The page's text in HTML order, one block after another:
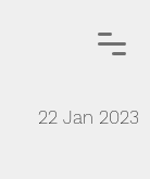
22 Jan 2023